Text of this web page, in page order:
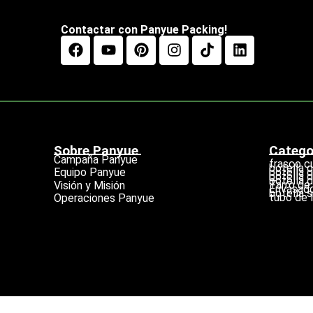
Contactar con Panyue Packing!
Sobre Panyue
Campaña Panyue
Equipo Panyue
Visión y Misión
Operaciones Panyue
frasco
botella
botella
botella
botella
Tarro de
botella
tubo de